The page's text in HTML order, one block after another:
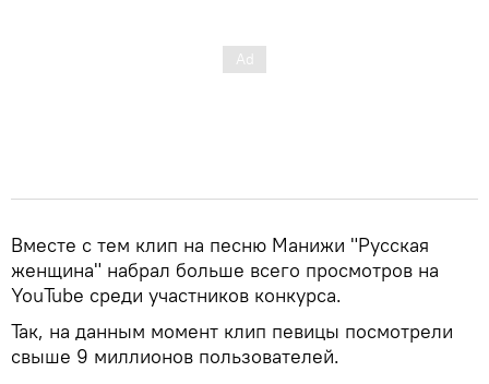
Вместе с тем клип на песню Манижи "Русская
женщина" набрал больше всего просмотров на
YouTube среди участников конкурса.
Так, на данным момент клип певицы посмотрели
свыше 9 миллионов пользователей.